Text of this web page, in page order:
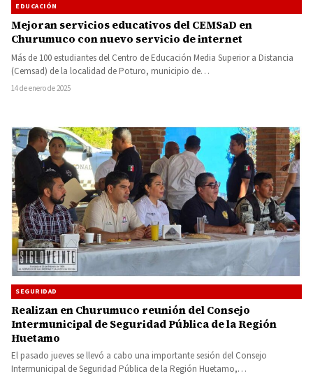
EDUCACIÓN
Mejoran servicios educativos del CEMSaD en
Churumuco con nuevo servicio de internet
Más de 100 estudiantes del Centro de Educación Media Superior a Distancia
(Cemsad) de la localidad de Poturo, municipio de…
14 de enero de 2025
SEGURIDAD
Realizan en Churumuco reunión del Consejo
Intermunicipal de Seguridad Pública de la Región
Huetamo
El pasado jueves se llevó a cabo una importante sesión del Consejo
Intermunicipal de Seguridad Pública de la Región Huetamo,…